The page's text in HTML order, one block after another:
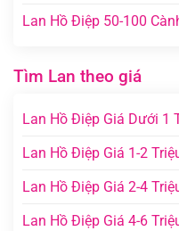
Lan Hồ Điệp 50-100
Tìm Lan theo giá
Lan Hồ Điệp Giá Dưới 1
Lan Hồ Điệp Giá 1-2
Lan Hồ Điệp Giá 2-4
Lan Hồ Điệp Giá 4-6